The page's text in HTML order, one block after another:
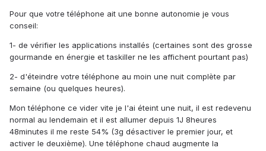
Pour que votre téléphone ait une bonne autonomie je vous
conseil:
1- de vérifier les applications installés (certaines sont des grosse
gourmande en énergie et taskiller ne les affichent pourtant pas)
2- d'éteindre votre téléphone au moin une nuit complète par
semaine (ou quelques heures).
Mon téléphone ce vider vite je l'ai éteint une nuit, il est redevenu
normal au lendemain et il est allumer depuis 1J 8heures
48minutes il me reste 54% (3g désactiver le premier jour, et
activer le deuxième). Une téléphone chaud augmente la